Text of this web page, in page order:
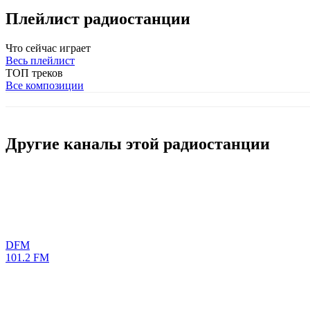
Плейлист радиостанции
Что сейчас играет
Весь плейлист
ТОП треков
Все композиции
Другие каналы этой радиостанции
DFM
101.2 FM